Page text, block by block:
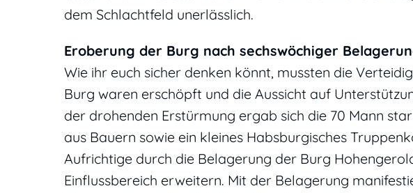
dem Schlachtfeld unerlässlich.
Eroberung der Burg nach sechswöchiger
Wie ihr euch sicher denken könnt, mussten die
Burg waren erschöpft und die Aussicht auf
der drohenden Erstürmung ergab sich die 70 Mann
aus Bauern sowie ein kleines Habsburgisches
Aufrichtige durch die Belagerung der Burg
Einflussbereich erweitern. Mit der Belagerung